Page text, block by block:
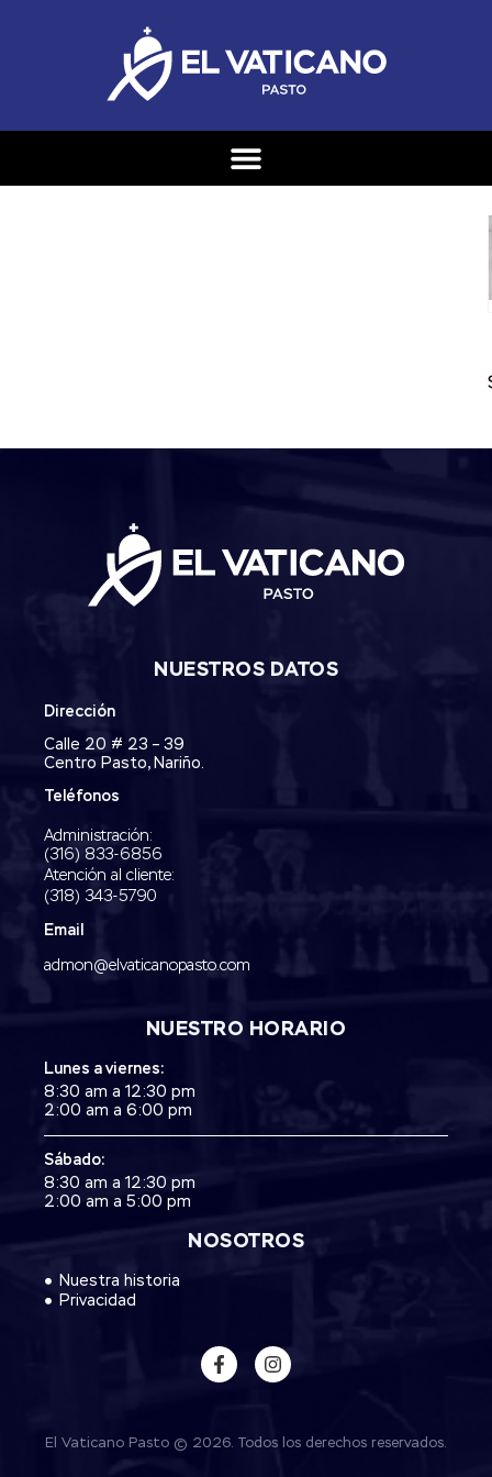
NUESTROS DATOS
Dirección
Calle 20 # 23 – 39
Centro Pasto, Nariño.
Teléfonos
Administración:
‭(316) 833-6856‬
Atención al cliente:
(318) 343-5790‬
Email
admon@elvaticanopasto.com
NOSOTROS
Nuestra historia
Privacidad
NUESTRO HORARIO
Lunes a viernes:
8:30 am a 12:30 pm
2:00 am a 6:00 pm
Sábado:
8:30 am a 12:30 pm
2:00 am a 5:00 pm
El Vaticano Pasto © 2026. Todos los derechos reservados.